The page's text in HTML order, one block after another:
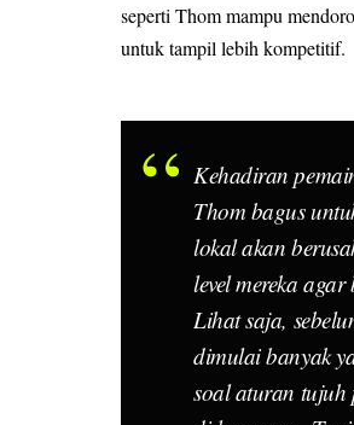
seperti Thom mampu
untuk tampil lebih kompetitif.
Kehadiran
Thom bagus
lokal akan
level mereka
Lihat saja,
dimulai banyak
soal aturan tujuh